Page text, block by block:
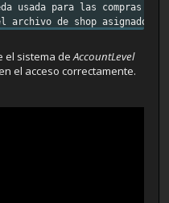
usada para las compras
archivo de shop asignado al
[*/0N] [0~3] [Data\Shop]
LocationY Direction AL0
el sistema deAccountLevel
el acceso correctamente.